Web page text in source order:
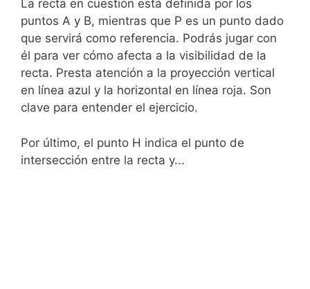
La recta en cuestión está definida por los
puntos A y B, mientras que P es un punto dado
que servirá como referencia. Podrás jugar con
él para ver cómo afecta a la visibilidad de la
recta. Presta atención a la proyección vertical
en línea azul y la horizontal en línea roja. Son
clave para entender el ejercicio.
Por último, el punto H indica el punto de
intersección entre la recta y...